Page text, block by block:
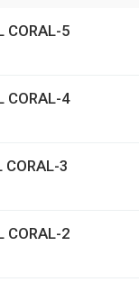
CORAL-5
CORAL-4
CORAL-3
CORAL-2